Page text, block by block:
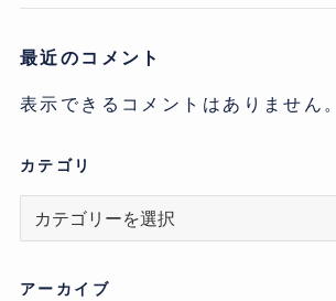
最近のコメント
表示できるコメントはありません。
カテゴリ
リ
アーカイブ